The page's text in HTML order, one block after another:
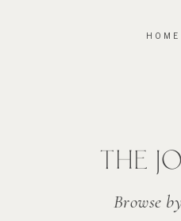
HOME
THE
Browse